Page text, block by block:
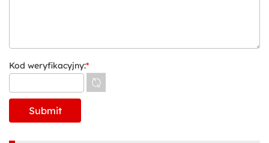
Kod weryfikacyjny:*